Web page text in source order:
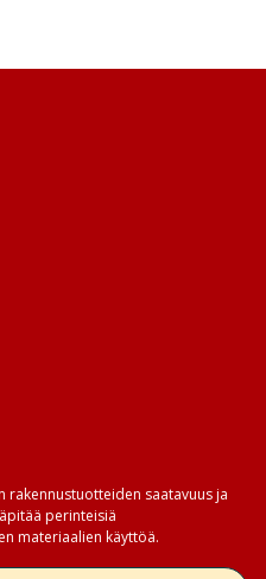
saatavuus ja
perinteisiä
materiaalien käyttöä.